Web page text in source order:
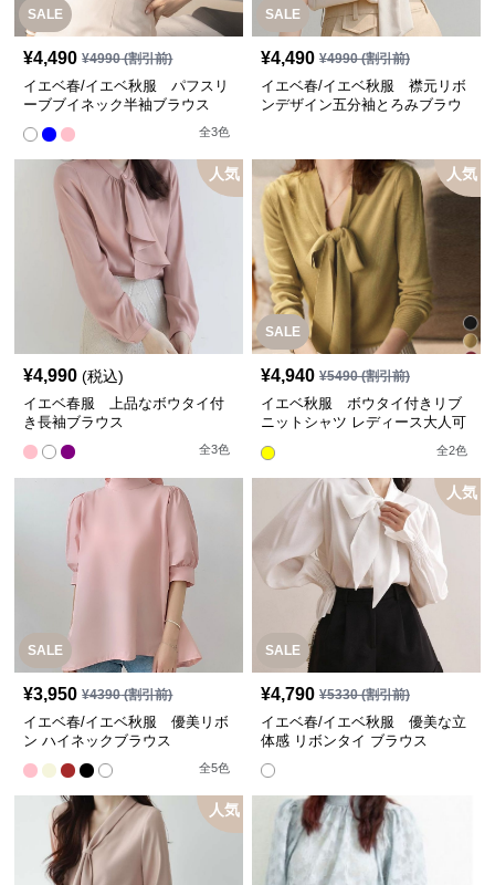
SALE
¥4,490 ¥4990(割引前)
イエベ春/イエベ秋服 パフスリ
ーブブイネック半袖ブラウス
全3色
SALE
¥4,490 ¥4990(割引前)
イエベ春/イエベ秋服 襟元リボ
ンデザイン五分袖とろみブラウ
人気
¥4,990 (税込)
イエベ春服 上品なボウタイ付
き長袖ブラウス
全3色
SALE
人気
¥4,940 ¥5490(割引前)
イエベ秋服 ボウタイ付きリブ
ニットシャツ レディース大人可
全2色
SALE
¥3,950 ¥4390(割引前)
イエベ春/イエベ秋服 優美リボ
ン ハイネックブラウス
全5色
SALE
人気
¥4,790 ¥5330(割引前)
イエベ春/イエベ秋服 優美な立
体感 リボンタイ ブラウス
人気